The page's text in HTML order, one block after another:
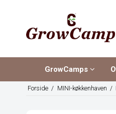
GrowCamps
Forside / MINI-køkkenhaven /